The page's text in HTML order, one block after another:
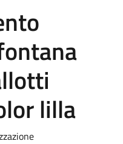
lilla